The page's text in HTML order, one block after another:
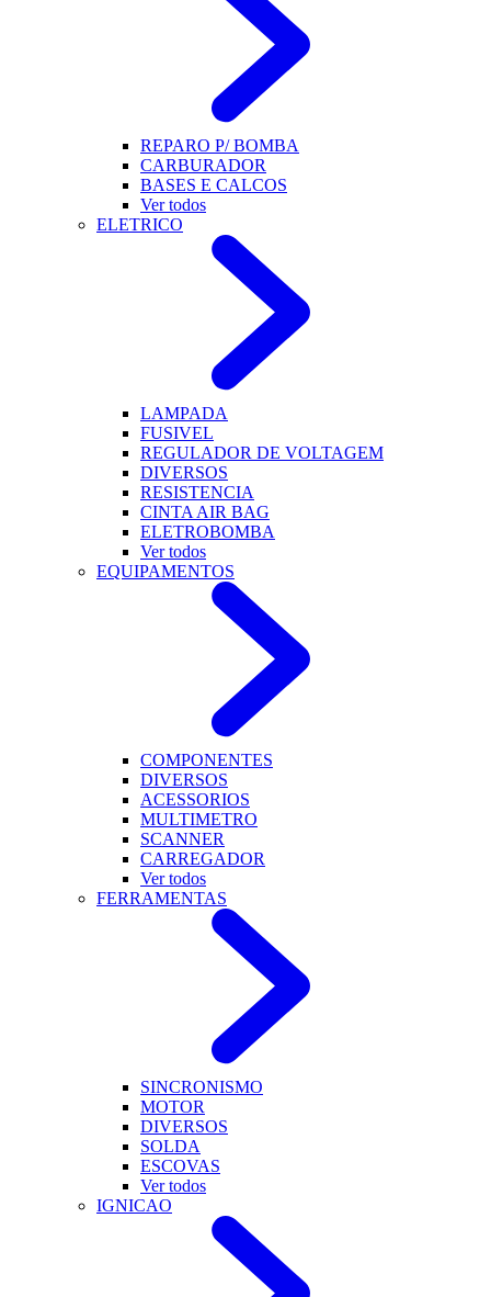
REPARO P/ BOMBA
CARBURADOR
BASES E CALCOS
Ver todos
ELETRICO
LAMPADA
FUSIVEL
REGULADOR DE VOLTAGEM
DIVERSOS
RESISTENCIA
CINTA AIR BAG
ELETROBOMBA
Ver todos
EQUIPAMENTOS
COMPONENTES
DIVERSOS
ACESSORIOS
MULTIMETRO
SCANNER
CARREGADOR
Ver todos
FERRAMENTAS
SINCRONISMO
MOTOR
DIVERSOS
SOLDA
ESCOVAS
Ver todos
IGNICAO